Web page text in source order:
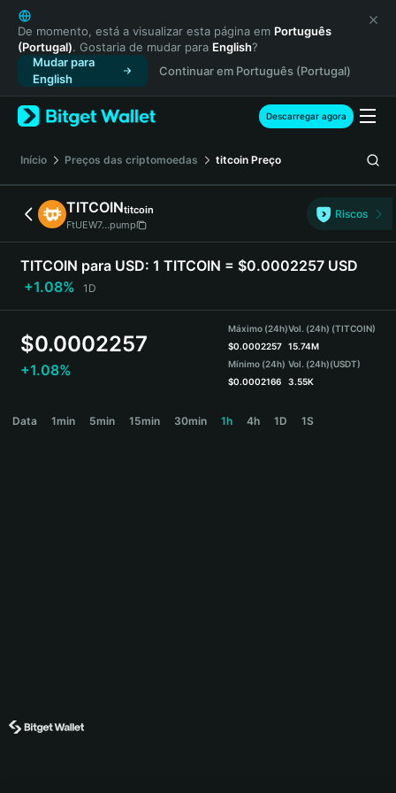
English
日本語
Tiếng Việt
Русский
Español (Latinoamérica)
Türkçe
Français
Deutsch
简体中文
繁體中文
Português (Portugal)
Bahasa Indonesia
ภาษาไทย
हिन्दी
Español
Português (Brasil)
De momento, está a visualizar esta página em Português
(Portugal). Gostaria de mudar para English?
Mudar para
English
Continuar em Português (Portugal)
Descarregar agora
Início Preços das criptomoedas titcoin Preço
TITCOINtitcoin
FtUEW7...pump
Riscos
TITCOIN para USD: 1 TITCOIN = $0.0002257 USD
+1.08%
1D
$0.0002257
+1.08%
Máximo (24h)
$0.0002257
Mínimo (24h)
$0.0002166
Vol. (24h) (TITCOIN)
15.74M
Vol. (24h)(USDT)
3.55K
Data 1min 5min 15min 30min 1h 4h 1D 1S